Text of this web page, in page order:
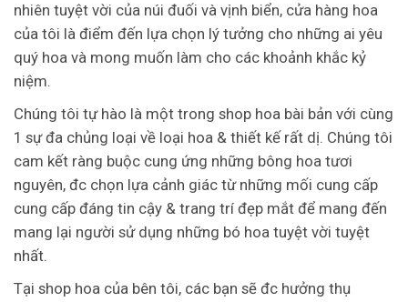
nhiên tuyệt vời của núi đuối và vịnh biển, cửa hàng hoa
của tôi là điểm đến lựa chọn lý tưởng cho những ai yêu
quý hoa và mong muốn làm cho các khoảnh khắc kỷ
niệm.
Chúng tôi tự hào là một trong shop hoa bài bản với cùng
1 sự đa chủng loại về loại hoa & thiết kế rất dị. Chúng tôi
cam kết ràng buộc cung ứng những bông hoa tươi
nguyên, đc chọn lựa cảnh giác từ những mối cung cấp
cung cấp đáng tin cậy & trang trí đẹp mắt để mang đến
mang lại người sử dụng những bó hoa tuyệt vời tuyệt
nhất.
Tại shop hoa của bên tôi, các bạn sẽ đc hưởng thụ